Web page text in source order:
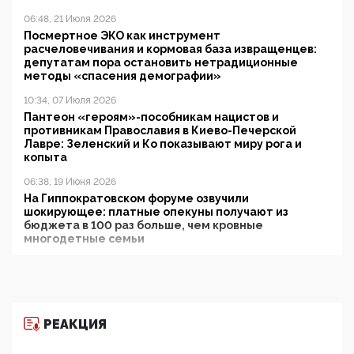
06:48, 21 Июля 2026
Посмертное ЭКО как инструмент
расчеловечивания и кормовая база извращенцев:
депутатам пора остановить нетрадиционные
методы «спасения демографии»
10:34, 07 Июля 2026
Пантеон «героям»-пособникам нацистов и
противникам Православия в Киево-Печерской
Лавре: Зеленский и Ко показывают миру рога и
копыта
06:38, 19 Июня 2026
На Гиппократовском форуме озвучили
шокирующее: платные опекуны получают из
бюджета в 100 раз больше, чем кровные
многодетные семьи
11:53, 09 Июня 2026
РЕАКЦИЯ